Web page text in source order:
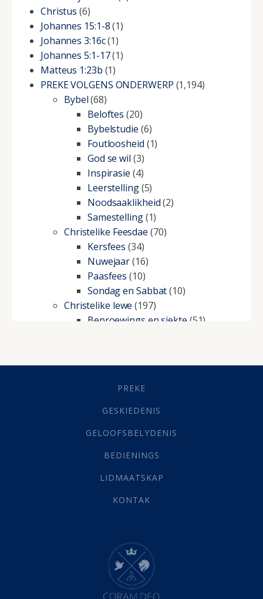
Christus (6)
Johannes 15:1-8(1)
Johannes 3:16c(1)
Johannes 5:1-17(1)
Matteus 1:23b (1)
PREKE VOLGENS ONDERWERP (1,194)
Bybel(68)
Beloftes (20)
Bybelstudie (6)
Foutloosheid (1)
God se wil (3)
Inspirasie (4)
Leerstelling(5)
Noodsaaklikheid(2)
Samestelling(1)
Christelike Feesdae (70)
Kersfees (34)
Nuwejaar(16)
Paasfees (10)
Sondag en Sabbat(10)
Christelike lewe (197)
Beproewings en siekte (51)
Geestelike Groei(10)
(21)
Grys Areas(4)
Lewensdoel(3)
Selfondersoek(1)
Werk(22)
(142)
Hemel (31)
Israel (14)
Millennium(1)
PREKE
GESKIEDENIS
GELOOFSBELYDENIS
BEDIENINGS
LIDMAATSKAP
KONTAK